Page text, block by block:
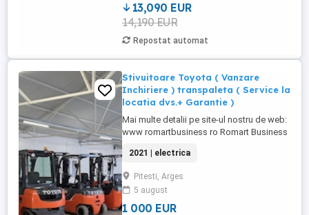
operațiunilor dumneavoastră. Eficiența ...
13,090 EUR
14,190 EUR
Repostat automat
Stivuitoare Toyota ( Vanzare
Inchiriere ) transpaleta ( Service la
locatia dvs.+ Garantie )
Mai multe detalii pe site-ul nostru de web:
www romartbusiness ro Romart Business
Pitesti, judetul Arges Cod Postal:110152
Pentru oferte transmise in format PDF sau
pentru mai multe poze cu echipamentul
de care sunteti interesati va rugam sa ne
contactati pe e-mail: ...
2021 | electrica
Pitesti, Arges
5 august
1 000 EUR